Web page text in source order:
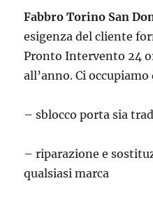
Fabbro Torino San
esigenza del cliente
Pronto Intervento 24
all’anno. Ci occupiamo
– sblocco porta sia
– riparazione e
qualsiasi marca